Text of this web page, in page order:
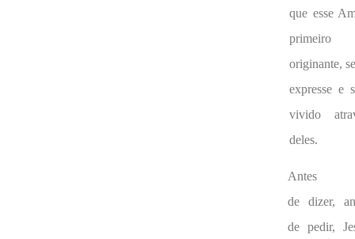
que esse
originante,
expresse e
vivido
deles.
Antes
de dizer,
de pedir,